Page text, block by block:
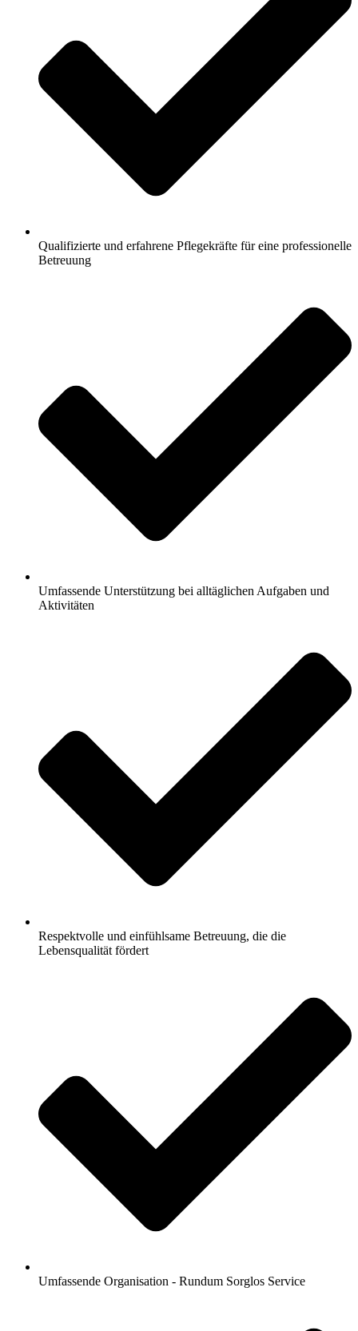
Qualifizierte und erfahrene Pflegekräfte für eine professionelle
Betreuung
Umfassende Unterstützung bei alltäglichen Aufgaben und
Aktivitäten
Respektvolle und einfühlsame Betreuung, die die
Lebensqualität fördert
Umfassende Organisation - Rundum Sorglos Service